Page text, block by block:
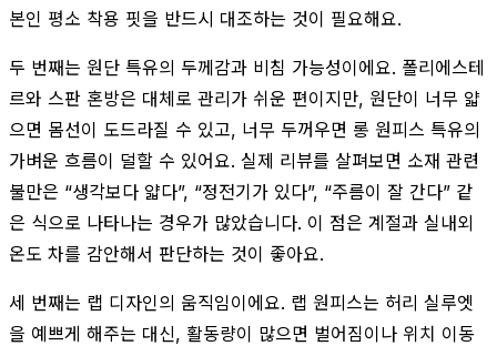
본인 평소 착용 핏을 반드시 대조하는 것이 필요해요.
두 번째는 원단 특유의 두께감과 비침 가능성이에요. 폴리에스테
르와 스판 혼방은 대체로 관리가 쉬운 편이지만, 원단이 너무 얇
으면 몸선이 도드라질 수 있고, 너무 두꺼우면 롱 원피스 특유의
가벼운 흐름이 덜할 수 있어요. 실제 리뷰를 살펴보면 소재 관련
불만은 “생각보다 얇다”, “정전기가 있다”, “주름이 잘 간다” 같
은 식으로 나타나는 경우가 많았습니다. 이 점은 계절과 실내외
온도 차를 감안해서 판단하는 것이 좋아요.
세 번째는 랩 디자인의 움직임이에요. 랩 원피스는 허리 실루엣
을 예쁘게 해주는 대신, 활동량이 많으면 벌어짐이나 위치 이동